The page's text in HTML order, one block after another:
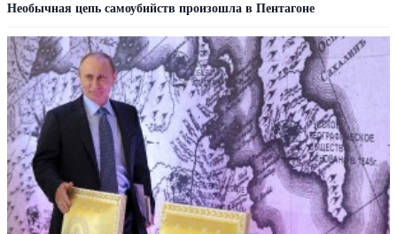
Необычная цепь самоубийств произошла в Пентагоне